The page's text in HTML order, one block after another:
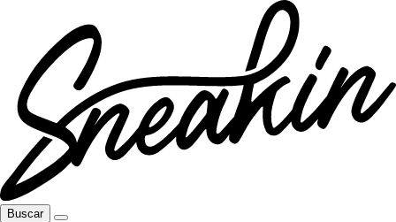
Buscar